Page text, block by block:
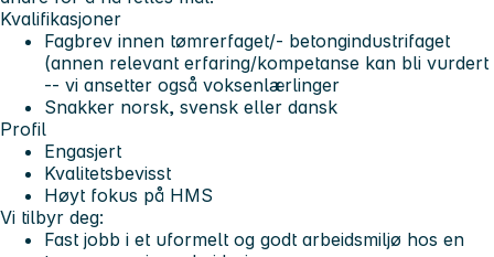
Kvalifikasjoner
Fagbrev innen tømrerfaget/- betongindustrifaget
(annen relevant erfaring/kompetanse kan bli vurdert
-- vi ansetter også voksenlærlinger
Snakker norsk, svensk eller dansk
Profil
Engasjert
Kvalitetsbevisst
Høyt fokus på HMS
Vi tilbyr deg:
Fast jobb i et uformelt og godt arbeidsmiljø hos en